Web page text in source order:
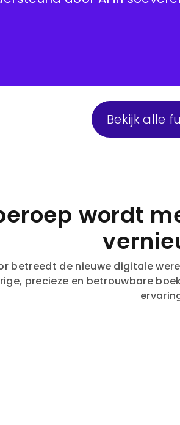
Bekijk alle
wordt
betreedt de nieuwe digitale
precieze en betrouwbare